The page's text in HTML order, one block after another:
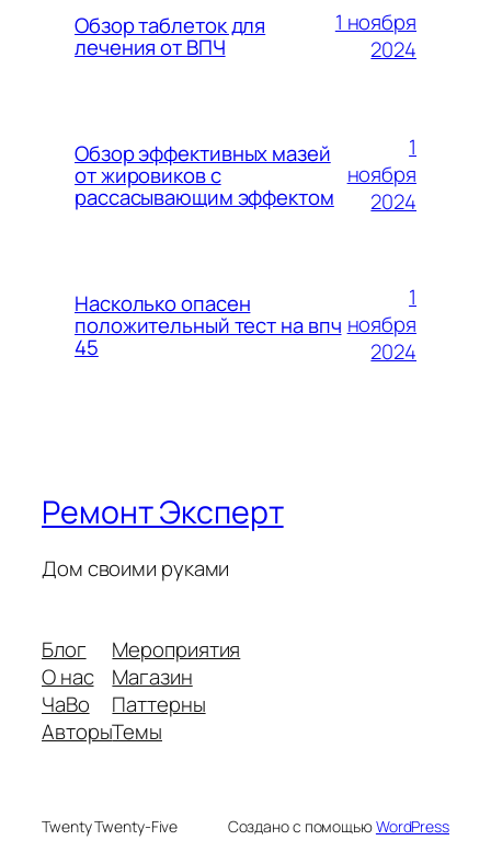
Обзор таблеток для
лечения от ВПЧ
1 ноября
2024
Обзор эффективных мазей
от жировиков с
рассасывающим эффектом
1
ноября
2024
Насколько опасен
положительный тест на впч
45
1
ноября
2024
Ремонт Эксперт
Дом своими руками
Блог
О нас
ЧаВо
Авторы
Мероприятия
Магазин
Паттерны
Темы
Twenty Twenty-Five Создано с помощьюWordPress